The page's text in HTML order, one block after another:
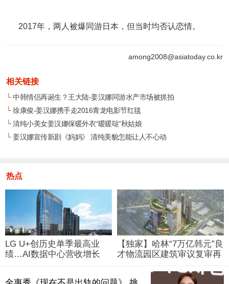
2017年，两人被爆同游日本，但当时均否认恋情。
among2008@asiatoday.co.kr
相关链接
└中韩情侣再诞生？王大陆-姜汉娜同游水产市场被抓拍
└徐康俊-姜汉娜携手走2016青龙电影节红毯
└清纯小美女姜汉娜保暖外衣“暖暖哒”秋姑娘
└姜汉娜宣传新剧《妈妈》 清纯美貌怎能让人不心动
热点
LG U+创历史单季最高业
绩…AI数据中心营收增长
【独家】哈林“7万亿韩元”良
才物流园区建筑审议复审再